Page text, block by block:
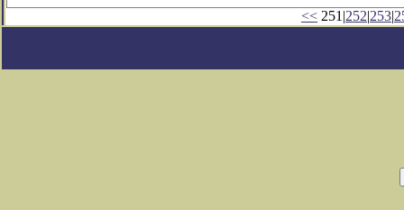
<< 251|252|253|